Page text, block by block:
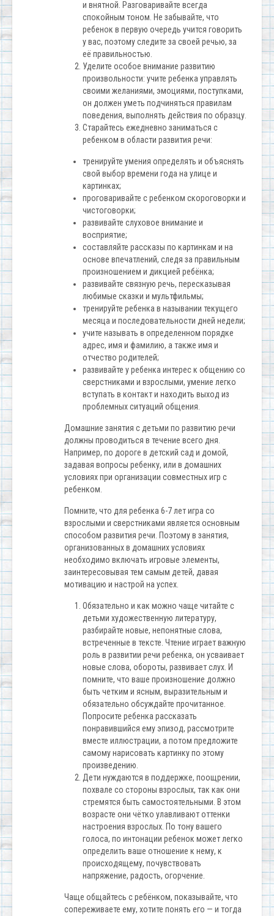
и внятной. Разговаривайте всегда
спокойным тоном. Не забывайте, что
ребенок в первую очередь учится говорить
у вас, поэтому следите за своей речью, за
её правильностью.
Уделите особое внимание развитию
произвольности: учите ребенка управлять
своими желаниями, эмоциями, поступками,
он должен уметь подчиняться правилам
поведения, выполнять действия по образцу.
Старайтесь ежедневно заниматься с
ребенком в области развития речи:
тренируйте умения определять и объяснять
свой выбор времени года на улице и
картинках;
проговаривайте с ребенком скороговорки и
чистоговорки;
развивайте слуховое внимание и
восприятие;
составляйте рассказы по картинкам и на
основе впечатлений, следя за правильным
произношением и дикцией ребёнка;
развивайте связную речь, пересказывая
любимые сказки и мультфильмы;
тренируйте ребенка в назывании текущего
месяца и последовательности дней недели;
учите называть в определенном порядке
адрес, имя и фамилию, а также имя и
отчество родителей;
развивайте у ребенка интерес к общению со
сверстниками и взрослыми, умение легко
вступать в контакт и находить выход из
проблемных ситуаций общения.
Домашние занятия с детьми по развитию речи
должны проводиться в течение всего дня.
Например, по дороге в детский сад и домой,
задавая вопросы ребенку, или в домашних
условиях при организации совместных игр с
ребенком.
Помните, что для ребенка 6-7 лет игра со
взрослыми и сверстниками является основным
способом развития речи. Поэтому в занятия,
организованных в домашних условиях
необходимо включать игровые элементы,
заинтересовывая тем самым детей, давая
мотивацию и настрой на успех.
Обязательно и как можно чаще читайте с
детьми художественную литературу,
разбирайте новые, непонятные слова,
встреченные в тексте. Чтение играет важную
роль в развитии речи ребенка, он усваивает
новые слова, обороты, развивает слух. И
помните, что ваше произношение должно
быть четким и ясным, выразительным и
обязательно обсуждайте прочитанное.
Попросите ребенка рассказать
понравившийся ему эпизод, рассмотрите
вместе иллюстрации, а потом предложите
самому нарисовать картинку по этому
произведению.
Дети нуждаются в поддержке, поощрении,
похвале со стороны взрослых, так как они
стремятся быть самостоятельными. В этом
возрасте они чётко улавливают оттенки
настроения взрослых. По тону вашего
голоса, по интонации ребенок может легко
определить ваше отношение к нему, к
происходящему, почувствовать
напряжение, радость, огорчение.
Чаще общайтесь с ребёнком, показывайте, что
сопереживаете ему, хотите понять его — и тогда